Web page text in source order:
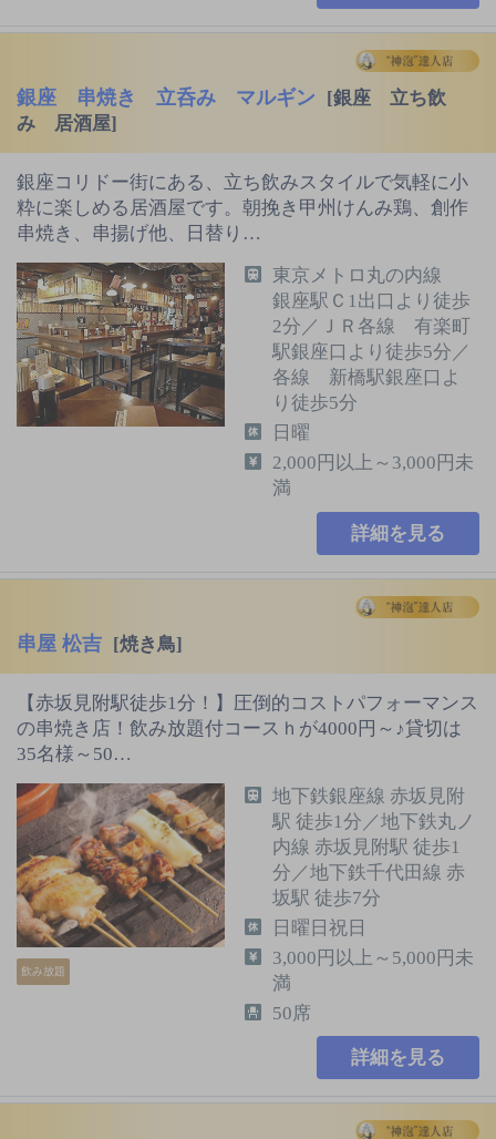
銀座 串焼き 立呑み マルギン
[銀座 立ち飲
み 居酒屋]
銀座コリドー街にある、立ち飲みスタイルで気軽に小
粋に楽しめる居酒屋です。朝挽き甲州けんみ鶏、創作
串焼き、串揚げ他、日替り…
東京メトロ丸の内線
銀座駅Ｃ1出口より徒歩
2分／ＪＲ各線 有楽町
駅銀座口より徒歩5分／
各線 新橋駅銀座口よ
り徒歩5分
日曜
2,000円以上～3,000円未
満
詳細を見る
串屋 松吉 [焼き鳥]
【赤坂見附駅徒歩1分！】圧倒的コストパフォーマンス
の串焼き店！飲み放題付コースｈが4000円～♪貸切は
35名様～50…
飲み放題
地下鉄銀座線 赤坂見附
駅 徒歩1分／地下鉄丸ノ
内線 赤坂見附駅 徒歩1
分／地下鉄千代田線 赤
坂駅 徒歩7分
日曜日祝日
3,000円以上～5,000円未
満
50席
詳細を見る